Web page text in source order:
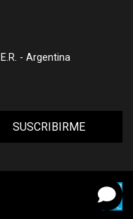
- Argentina
SUSCRIBIRME